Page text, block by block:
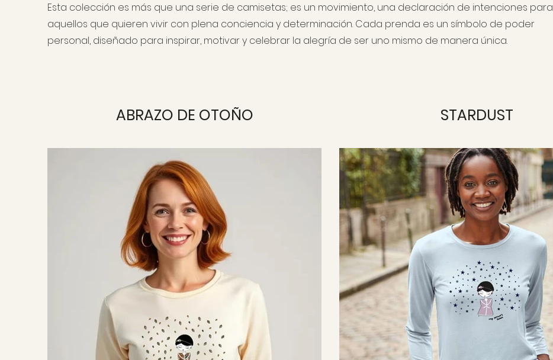
Esta colección es más que una serie de camisetas; es un movimiento, una declaración de intenciones para
aquellos que quieren vivir con plena conciencia y determinación. Cada prenda es un símbolo de poder
personal, diseñado para inspirar, motivar y celebrar la alegría de ser uno mismo de manera única.
ABRAZO DE OTOÑO STARDUST